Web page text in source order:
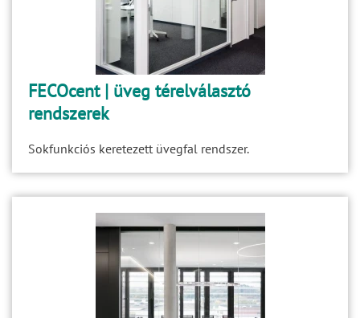
FECOcent | üveg térelválasztó
rendszerek
Sokfunkciós keretezett üvegfal rendszer.